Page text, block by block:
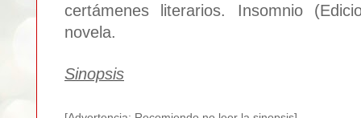
certámenes literarios. Insomnio
novela.
Sinopsis